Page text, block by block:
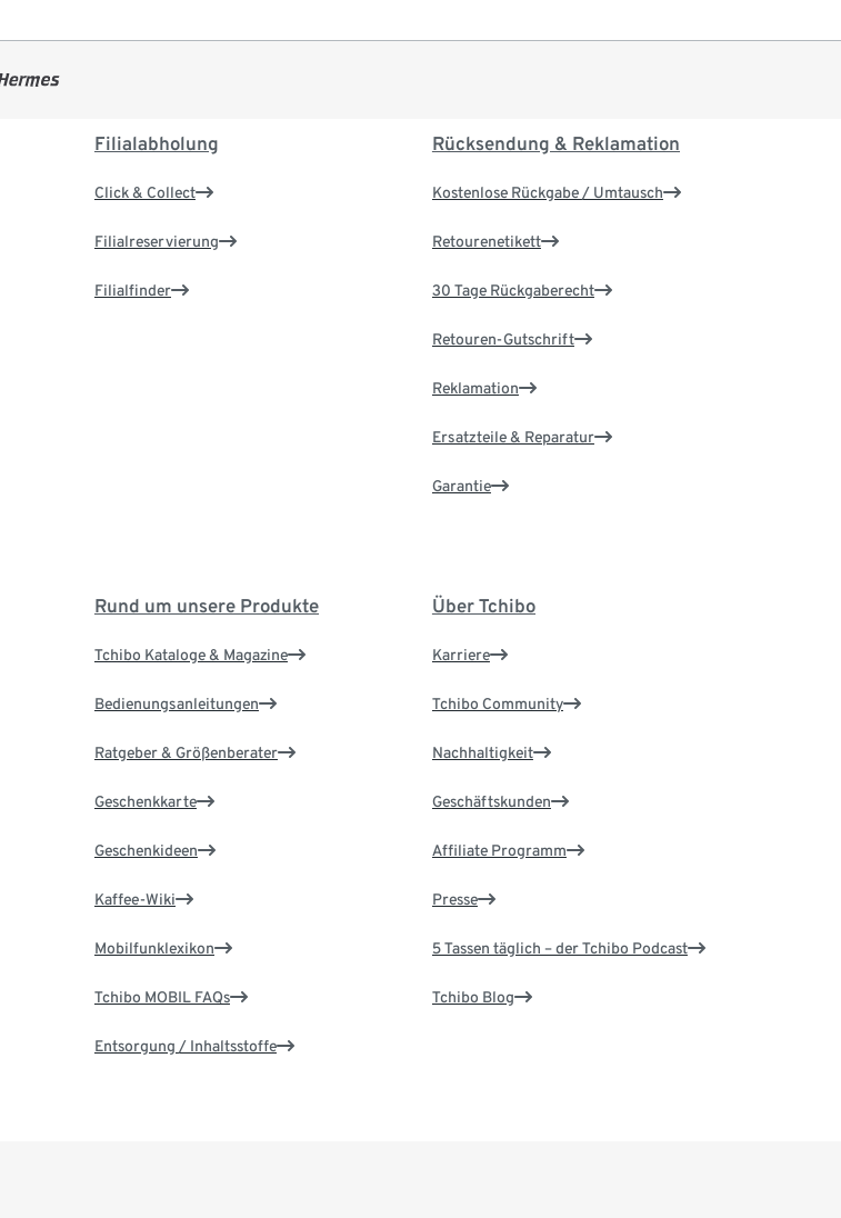
Filialabholung
Click & Collect
Filialreservierung
Filialfinder
Rücksendung & Reklamation
Kostenlose Rückgabe / Umtausch
Retourenetikett
30 Tage Rückgaberecht
Retouren-Gutschrift
Reklamation
Ersatzteile & Reparatur
Garantie
Rund um unsere Produkte
Tchibo Kataloge & Magazine
Bedienungsanleitungen
Ratgeber & Größenberater
Geschenkkarte
Geschenkideen
Kaffee-Wiki
Mobilfunklexikon
Tchibo MOBIL FAQs
Entsorgung / Inhaltsstoffe
Über Tchibo
Karriere
Tchibo Community
Nachhaltigkeit
Geschäftskunden
Affiliate Programm
Presse
5 Tassen täglich – der Tchibo Podcast
Tchibo Blog